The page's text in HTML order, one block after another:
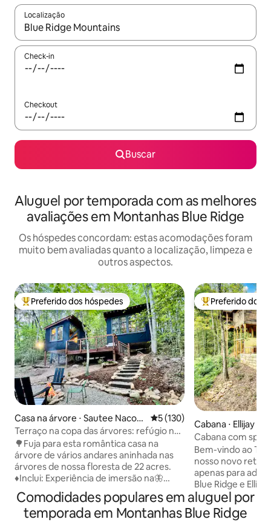
Localização
Quando os resultados estiverem disponíveis, explore-os
Check-in
Checkout
Buscar
Aluguel por temporada com as melhores
avaliações em Montanhas Blue Ridge
Os hóspedes concordam: estas acomodações foram
muito bem avaliadas quanto a localização, limpeza e
outros aspectos.
Entre os melhores preferidos dos hóspedes
Preferido dos hóspedes
Casa na árvore ⋅ Sautee Nacoo
chee
5 de uma avaliação média de
5 (130)
Terraço na copa das árvores: refúgio na
natureza com banheira ao ar livre
🌳Fuja para esta romântica casa na
árvore de vários andares aninhada nas
árvores de nossa floresta de 22 acres.
♦️Inclui: Experiência de imersão na🦋
natureza Banheira de imersão🛀 externa
🪟Paredes de janelas 🎥Projetor para
noite de cinema Lareira externa de🔥
Entre os
Preferido dos
Cabana ⋅ Ellijay
Cabana com spa
banheira de
frio, sauna
Bem-vindo ao
nosso novo retiro
apenas para
Blue Ridge e
riacho com uma
lago tranquilo,
projetada para
Comodidades populares em aluguel por
temporada em Montanhas Blue Ridge